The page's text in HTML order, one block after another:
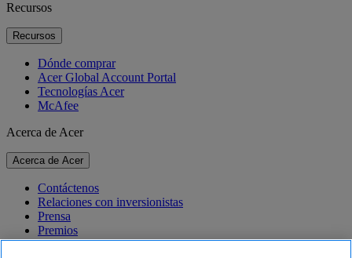
Recursos
Recursos
Dónde comprar
Acer Global Account Portal
Tecnologías Acer
McAfee
Acerca de Acer
Acerca de Acer
Contáctenos
Relaciones con inversionistas
Prensa
Premios
Eventos